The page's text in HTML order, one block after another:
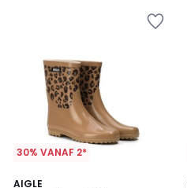
30% VANAF 2*
AIGLE
4